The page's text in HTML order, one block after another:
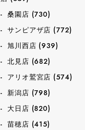
桑園店 (730)
サンピアザ店 (772)
旭川西店 (939)
北見店 (682)
アリオ鷲宮店 (574)
新潟店 (798)
大日店 (820)
苗穂店 (415)